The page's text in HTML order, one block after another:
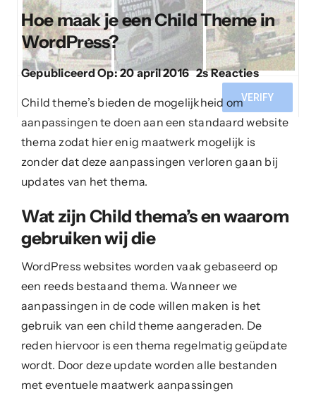
Contact
Portfolio
Hoe maak je een Child Theme in
WordPress?
Gepubliceerd Op: 20 april 2016 2s Reactieson
Hoe
maak
je
een
Theme
in
Child theme’s bieden de mogelijkheid om
aanpassingen te doen aan een standaard website
thema zodat hier enig maatwerk mogelijk is
zonder dat deze aanpassingen verloren gaan bij
updates van het thema.
Wat zijn Child thema’s en waarom
gebruiken wij die
WordPress websites worden vaak gebaseerd op
een reeds bestaand thema. Wanneer we
aanpassingen in de code willen maken is het
gebruik van een child theme aangeraden. De
reden hiervoor is een thema regelmatig geüpdate
wordt. Door deze update worden alle bestanden
met eventuele maatwerk aanpassingen